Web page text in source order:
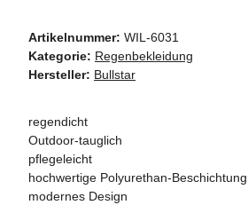
Artikelnummer: WIL-6031
Kategorie: Regenbekleidung
Hersteller: Bullstar
regendicht
Outdoor-tauglich
pflegeleicht
hochwertige Polyurethan-Beschichtung
modernes Design